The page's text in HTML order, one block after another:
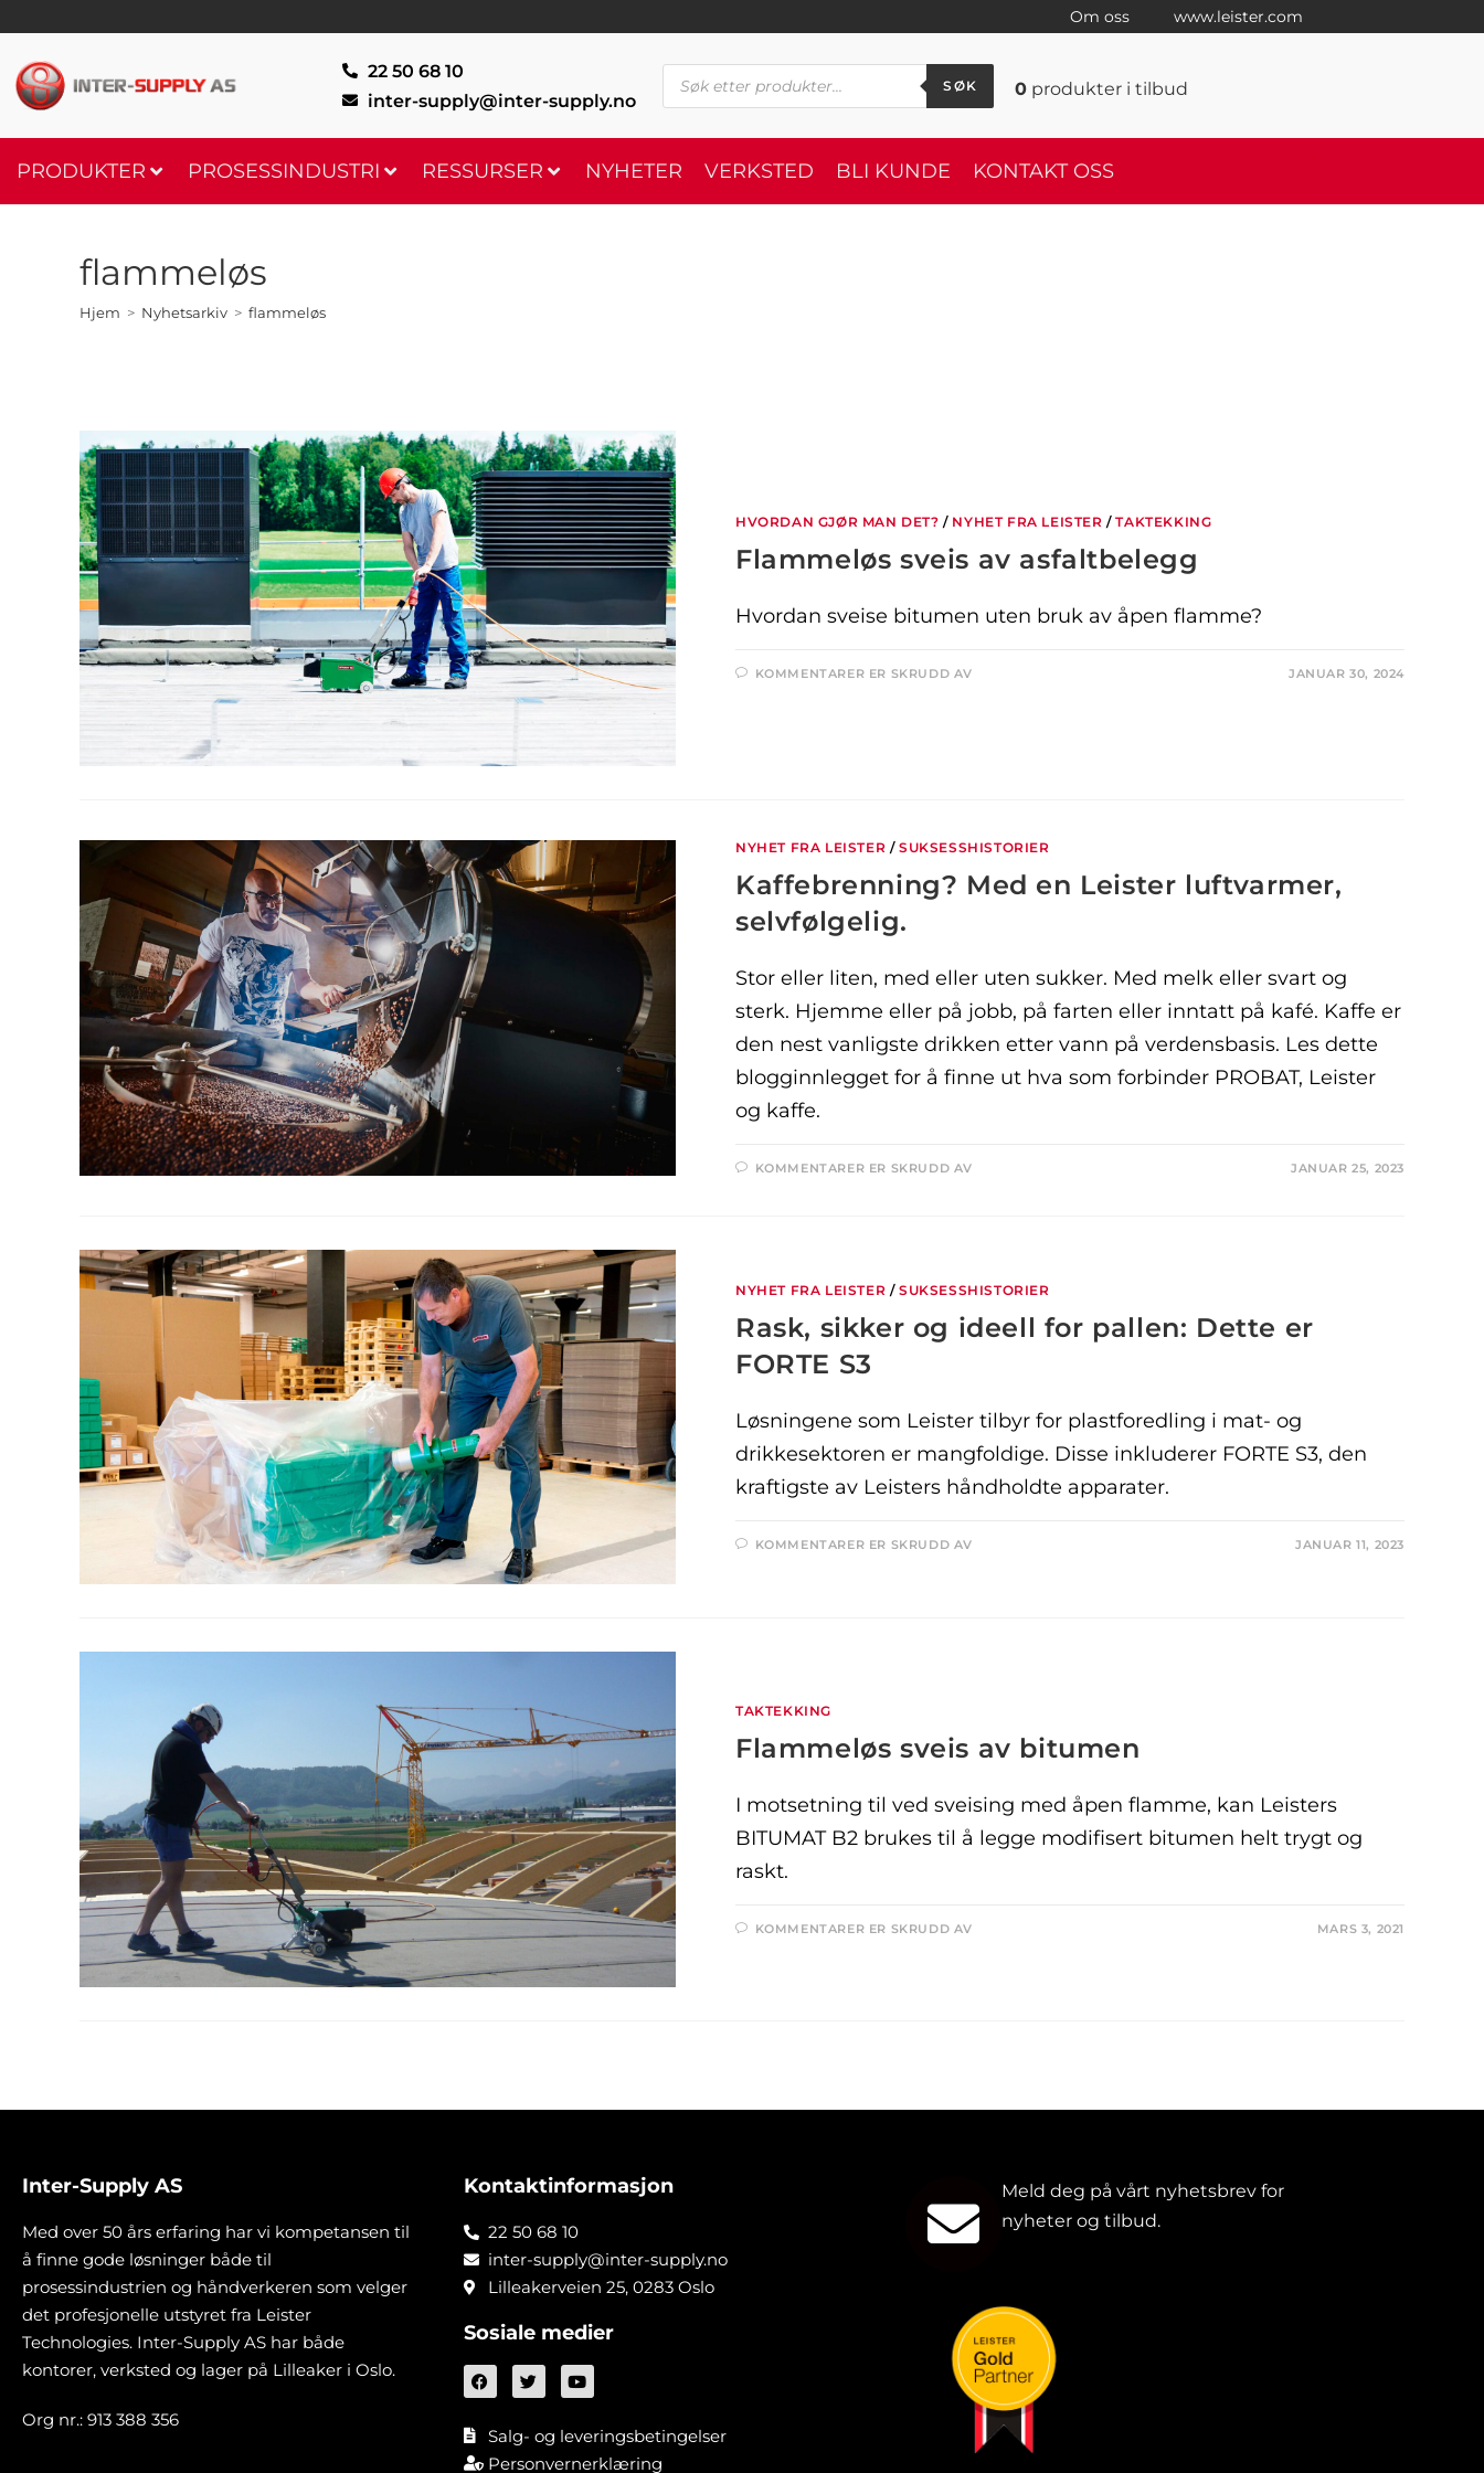
Om oss www.leister.com
22 50 68 10
inter-supply@inter-supply.no
SØK 0 produkter i tilbud
PRODUKTER PROSESSINDUSTRI RESSURSER NYHETER VERKSTED BLI KUNDE KONTAKT OSS
flammeløs
Hjem > Nyhetsarkiv > flammeløs
HVORDAN GJØR MAN DET? / NYHET FRA LEISTER /TAKTEKKING
Flammeløs sveis av asfaltbelegg
Hvordan sveise bitumen uten bruk av åpen flamme?
KOMMENTARER ER SKRUDD AV JANUAR 30, 2024
NYHET FRA LEISTER /SUKSESSHISTORIER
Kaffebrenning? Med en Leister luftvarmer,
selvfølgelig.
Stor eller liten, med eller uten sukker. Med melk eller svart og
sterk. Hjemme eller på jobb, på farten eller inntatt på kafé. Kaffe er
den nest vanligste drikken etter vann på verdensbasis. Les dette
blogginnlegget for å finne ut hva som forbinder PROBAT, Leister
og kaffe.
KOMMENTARER ER SKRUDD AV JANUAR 25, 2023
NYHET FRA LEISTER /SUKSESSHISTORIER
Rask, sikker og ideell for pallen: Dette er
FORTE S3
Løsningene som Leister tilbyr for plastforedling i mat- og
drikkesektoren er mangfoldige. Disse inkluderer FORTE S3, den
kraftigste av Leisters håndholdte apparater.
KOMMENTARER ER SKRUDD AV JANUAR 11, 2023
TAKTEKKING
Flammeløs sveis av bitumen
I motsetning til ved sveising med åpen flamme, kan Leisters
BITUMAT B2 brukes til å legge modifisert bitumen helt trygt og
raskt.
KOMMENTARER ER SKRUDD AV MARS 3, 2021
Inter-Supply AS
Med over 50 års erfaring har vi kompetansen til
å finne gode løsninger både til
prosessindustrien og håndverkeren som velger
det profesjonelle utstyret fra Leister
Technologies. Inter-Supply AS har både
kontorer, verksted og lager på Lilleaker i Oslo.
Org nr.: 913 388 356
Kontaktinformasjon
22 50 68 10
inter-supply@inter-supply.no
Lilleakerveien 25, 0283 Oslo
Sosiale medier
Salg- og leveringsbetingelser
Personvernerklæring
Meld deg på vårt nyhetsbrev for
nyheter og tilbud.